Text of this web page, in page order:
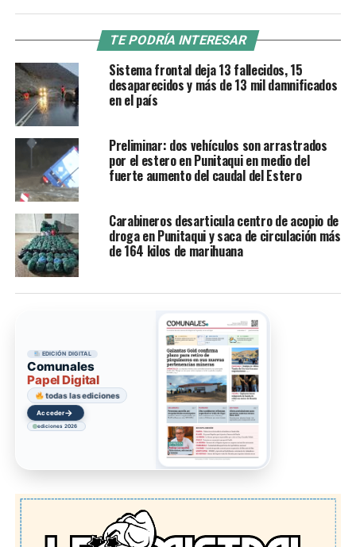
TE PODRÍA INTERESAR
Sistema frontal deja 13 fallecidos, 15
desaparecidos y más de 13 mil damnificados
en el país
Preliminar: dos vehículos son arrastrados
por el estero en Punitaqui en medio del
fuerte aumento del caudal del Estero
Carabineros desarticula centro de acopio de
droga en Punitaqui y saca de circulación más
de 164 kilos de marihuana
EDICIÓN DIGITAL
Comunales
Papel Digital
todas las ediciones
Acceder→
ediciones 2026